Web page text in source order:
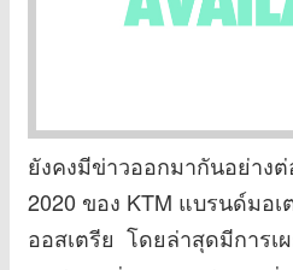
ยังคงมีข่าวออกมากันอย่าง
2020 ของ KTM แบรนด์มอ
ออสเตรีย โดยล่าสุดมีการเ